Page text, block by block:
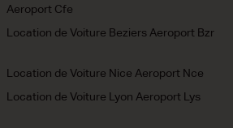
Aeroport Cfe
Location de Voiture Beziers Aeroport Bzr
Location de Voiture Nice Aeroport Nce
Location de Voiture Lyon Aeroport Lys